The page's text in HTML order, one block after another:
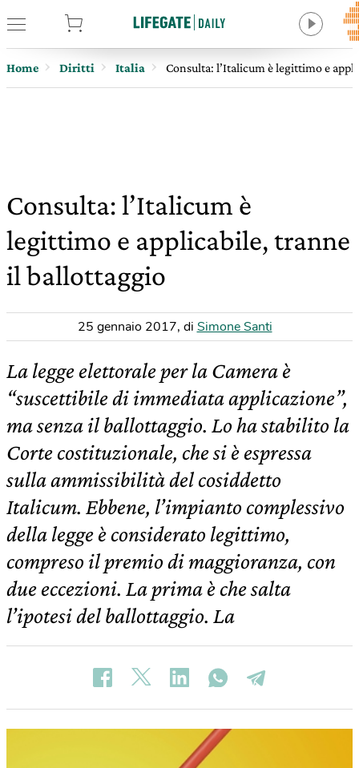
Home Diritti Italia Consulta: l’Italicum è legittimo e
Consulta: l’Italicum è
legittimo e applicabile, tranne
il ballottaggio
25 gennaio 2017, di Simone Santi
La legge elettorale per la Camera è
“suscettibile di immediata applicazione”,
ma senza il ballottaggio. Lo ha stabilito la
Corte costituzionale, che si è espressa
sulla ammissibilità del cosiddetto
Italicum. Ebbene, l’impianto complessivo
della legge è considerato legittimo,
compreso il premio di maggioranza, con
due eccezioni. La prima è che salta
l’ipotesi del ballottaggio. La